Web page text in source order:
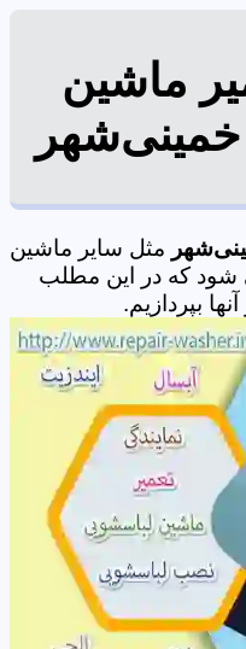
ماشین
مثل سایر ماشین
شود که در این مطلب
بپردازیم.